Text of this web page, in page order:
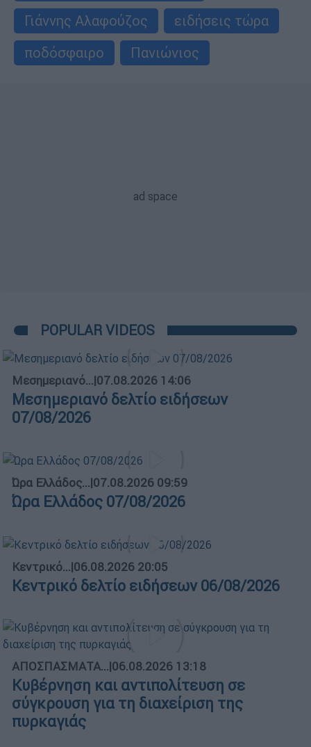
Γιάννης Αλαφούζος
ειδήσεις τώρα
ποδόσφαιρο
Πανιώνιος
POPULAR VIDEOS
Μεσημεριανό...|07.08.2026 14:06
Μεσημεριανό δελτίο ειδήσεων
07/08/2026
Ώρα Ελλάδος...|07.08.2026 09:59
Ώρα Ελλάδος 07/08/2026
Κεντρικό...|06.08.2026 20:05
Κεντρικό δελτίο ειδήσεων 06/08/2026
ΑΠΟΣΠΑΣΜΑΤΑ...|06.08.2026 13:18
Κυβέρνηση και αντιπολίτευση σε
σύγκρουση για τη διαχείριση της
πυρκαγιάς